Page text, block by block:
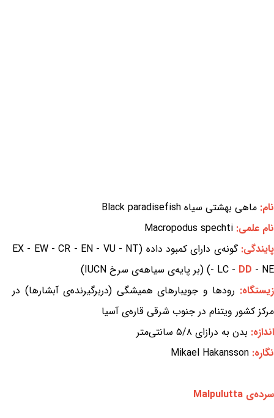
نام: ماهی بهشتی سیاه Black paradisefish
نام علمی: Macropodus spechti
پایندگی:
گونه‌ی دارای کمبود داده (EX - EW - CR - EN - VU - NT
- LC - DD - NE) (بر پایه‌ی سیاهه‌ی سرخ IUCN)
زیستگاه: رودها و جویبارهای همیشگی (دربرگیرنده‌ی آبشارها) در
مرکز کشور ویتنام در جنوب شرقی قاره‌ی آسیا
اندازه: بدن به درازای ۵/۸ سانتی‌متر
نگاره: Mikael Hakansson
سرده‌ی Malpulutta